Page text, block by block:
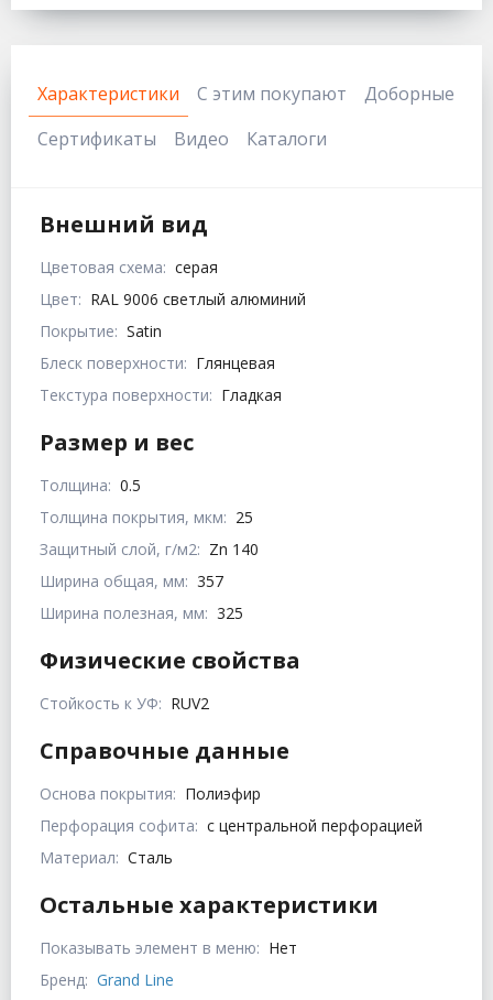
Характеристики С этим покупают
Доборные
Сертификаты
Видео Каталоги
Внешний вид
Цветовая схема: серая
Цвет: RAL 9006 светлый алюминий
Покрытие: Satin
Блеск поверхности: Глянцевая
Текстура поверхности: Гладкая
Размер и вес
Толщина: 0.5
Толщина покрытия, мкм: 25
Защитный слой, г/м2: Zn 140
Ширина общая, мм: 357
Ширина полезная, мм: 325
Физические свойства
Стойкость к УФ: RUV2
Справочные данные
Основа покрытия: Полиэфир
Перфорация софита: с центральной перфорацией
Материал: Сталь
Остальные характеристики
Показывать элемент в меню: Нет
Бренд: Grand Line